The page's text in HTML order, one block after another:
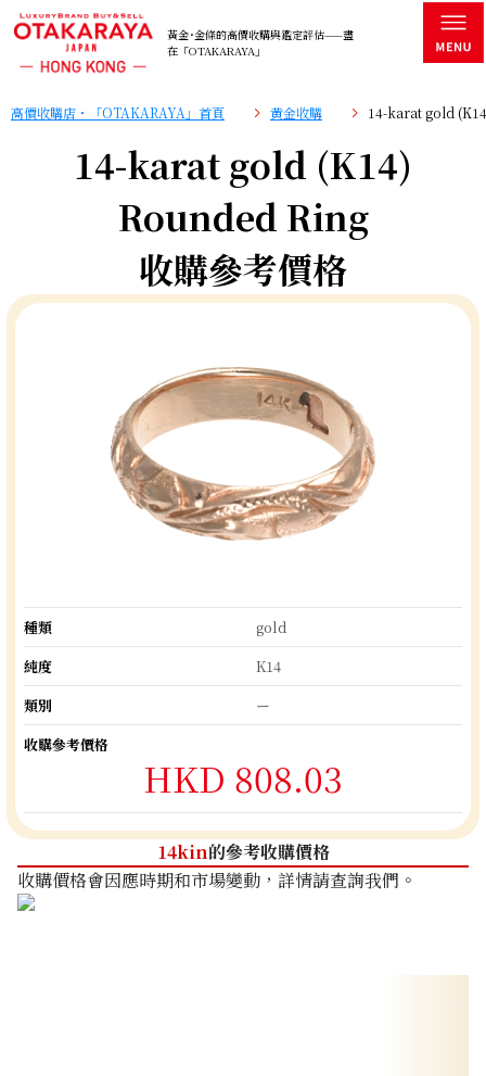
黃金･金條的高價收購與鑑定評估——盡
在「OTAKARAYA」
高價收購店・「OTAKARAYA」首頁 黄金收購 14-karat gold
14-karat gold (K14)
Rounded Ring
收購參考價格
種類
gold
純度
K14
類別
ー
收購參考價格
HKD 808.03
14kin的參考收購價格
收購價格會因應時期和市場變動，詳情請查詢我們。